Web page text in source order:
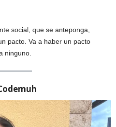
social, que se anteponga,
pacto. Va a haber un pacto
ninguno.